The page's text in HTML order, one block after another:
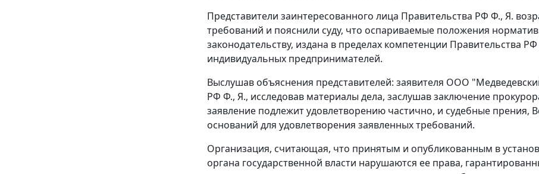
Представители заинтересованного лица Правительства РФ Ф., Я.
требований и пояснили суду, что оспариваемые положения
законодательству, издана в пределах компетенции Правительства
индивидуальных предпринимателей.
Выслушав объяснения представителей: заявителя ООО
РФ Ф., Я., исследовав материалы дела, заслушав заключение
заявление подлежит удовлетворению частично, и судебные прения,
оснований для удовлетворения заявленных требований.
Организация, считающая, что принятым и опубликованным в
органа государственной власти нарушаются ее права,